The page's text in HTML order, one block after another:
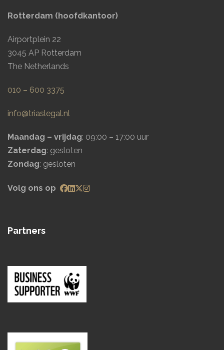
Rotterdam (hoofdkantoor)
Airportplein 22
3045 AP Rotterdam
The Netherlands
010 – 600 3375
info@triaslegal.nl
Maandag – vrijdag: 09:00 – 17:00 uur
Zaterdag: gesloten
Zondag: gesloten
Volg ons op
Partners